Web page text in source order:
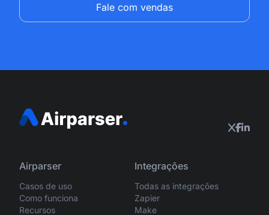
Fale com vendas
Airparser
Casos de uso
Como funciona
Recursos
Integrações
Todas as integrações
Zapier
Make